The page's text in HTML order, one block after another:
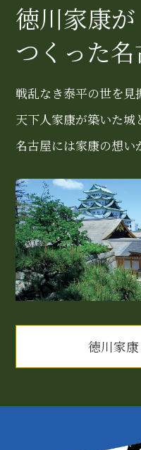
徳川家康が
つくった
戦乱なき泰平の世を見
天下人家康が築いた城
名古屋には家康の想い
徳川家